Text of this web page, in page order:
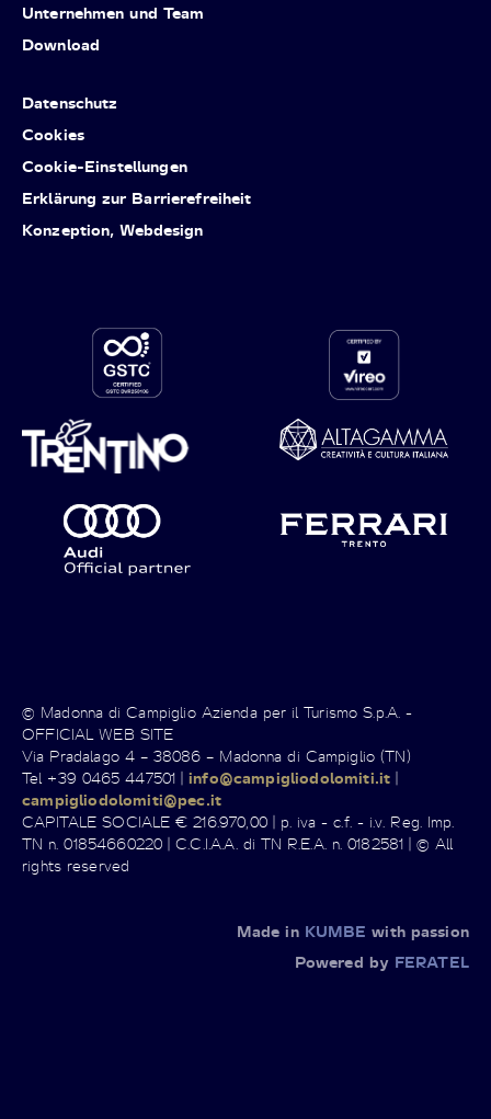
Unternehmen und Team
Download
Datenschutz
Cookies
Cookie-Einstellungen
Erklärung zur Barrierefreiheit
Konzeption, Webdesign
© Madonna di Campiglio Azienda per il Turismo S.p.A. -
OFFICIAL WEB SITE
Via Pradalago 4 – 38086 – Madonna di Campiglio (TN)
Tel +39 0465 447501 |info@campigliodolomiti.it |
campigliodolomiti@pec.it
CAPITALE SOCIALE € 216.970,00 | p. iva - c.f. - i.v. Reg. Imp.
TN n. 01854660220 | C.C.I.A.A. di TN R.E.A. n. 0182581 | © All
rights reserved
Made in KUMBE with passion
Powered by FERATEL